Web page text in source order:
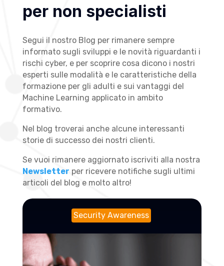
per non specialisti
Segui il nostro Blog per rimanere sempre
informato sugli sviluppi e le novità riguardanti i
rischi cyber, e per scoprire cosa dicono i nostri
esperti sulle modalità e le caratteristiche della
formazione per gli adulti e sui vantaggi del
Machine Learning applicato in ambito
formativo.
Nel blog troverai anche alcune interessanti
storie di successo dei nostri clienti.
Se vuoi rimanere aggiornato iscriviti alla nostra
Newsletter per ricevere notifiche sugli ultimi
articoli del blog e molto altro!
Security Awareness